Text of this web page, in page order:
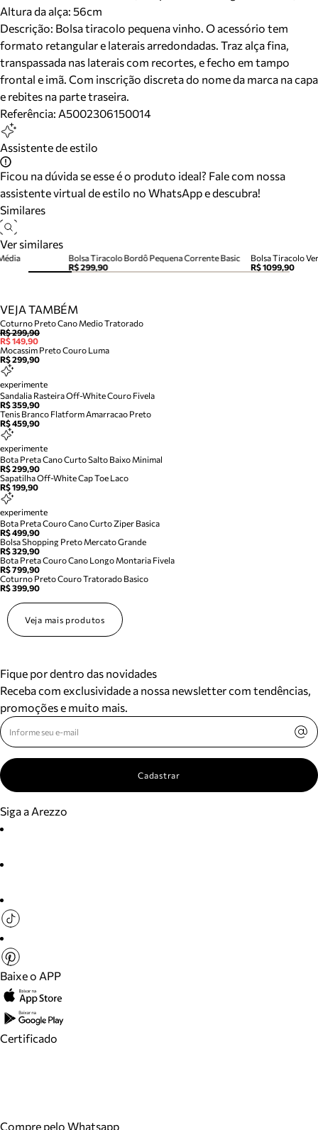
Altura da alça: 56cm
Descrição: Bolsa tiracolo pequena vinho. O acessório tem
formato retangular e laterais arredondadas. Traz alça fina,
transpassada nas laterais com recortes, e fecho em tampo
frontal e imã. Com inscrição discreta do nome da marca na capa
e rebites na parte traseira.
Referência: A5002306150014
Assistente de estilo
Ficou na dúvida se esse é o produto ideal? Fale com nossa
assistente virtual de estilo no WhatsApp e descubra!
Similares
Ver similares
Bolsa Tiracolo Bordô Pequena Corrente Basic
R$ 299,90
Bolsa Tiracolo
R$ 1099,90
VEJA TAMBÉM
Coturno Preto Cano Medio Tratorado
R$ 299,90
R$ 149,90
Mocassim Preto Couro Luma
R$ 299,90
experimente
Sandalia Rasteira Off-White Couro Fivela
R$ 359,90
Tenis Branco Flatform Amarracao Preto
R$ 459,90
experimente
Bota Preta Cano Curto Salto Baixo Minimal
R$ 299,90
Sapatilha Off-White Cap Toe Laco
R$ 199,90
experimente
Bota Preta Couro Cano Curto Ziper Basica
R$ 499,90
Bolsa Shopping Preto Mercato Grande
R$ 329,90
Bota Preta Couro Cano Longo Montaria Fivela
R$ 799,90
Coturno Preto Couro Tratorado Basico
R$ 399,90
Veja mais produtos
Fique por dentro das novidades
Receba com exclusividade a nossa newsletter com tendências,
promoções e muito mais.
Cadastrar
Siga a Arezzo
Baixe o APP
Certificado
Compre pelo Whatsapp